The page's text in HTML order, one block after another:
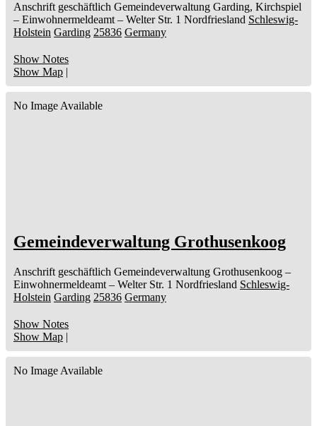
Anschrift geschäftlich Gemeindeverwaltung Garding, Kirchspiel
– Einwohnermeldeamt – Welter Str. 1 Nordfriesland Schleswig-
Holstein Garding 25836 Germany
Show Notes
Show Map |
No Image Available
Gemeindeverwaltung Grothusenkoog
Anschrift geschäftlich Gemeindeverwaltung Grothusenkoog –
Einwohnermeldeamt – Welter Str. 1 Nordfriesland Schleswig-
Holstein Garding 25836 Germany
Show Notes
Show Map |
No Image Available